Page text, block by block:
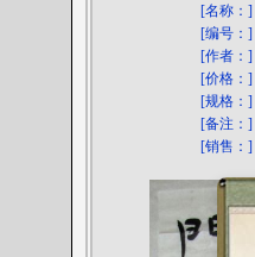
[名称：]
[编号：]
[作者：]
[价格：]
[规格：]
[备注：]
[销售：]